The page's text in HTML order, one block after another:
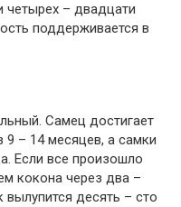
четырех – двадцати
поддерживается в
Самец достигает
9 – 14 месяцев, а самки
Если все произошло
кокона через два –
вылупится десять – сто